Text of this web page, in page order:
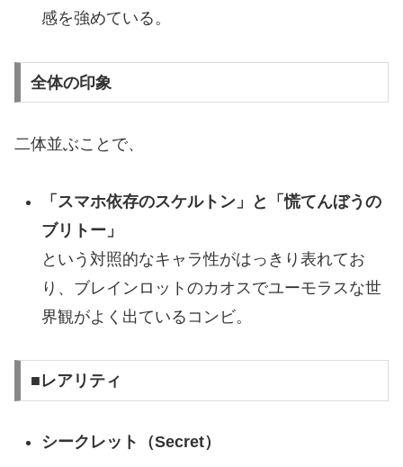
感を強めている。
全体の印象
二体並ぶことで、
「スマホ依存のスケルトン」と「慌てんぼうの
ブリトー」
という対照的なキャラ性がはっきり表れてお
り、ブレインロットのカオスでユーモラスな世
界観がよく出ているコンビ。
■レアリティ
シークレット（Secret）